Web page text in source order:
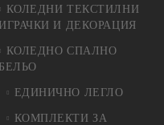
КОЛЕДНИ ТЕКСТИЛНИ
ИГРАЧКИ И ДЕКОРАЦИЯ
КОЛЕДНO СПАЛНO
БЕЛЬО
ЕДИНИЧНО ЛЕГЛО
КОМПЛЕКТИ ЗА